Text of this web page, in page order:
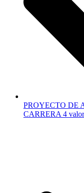
PROYECTO DE
CARRERA 4